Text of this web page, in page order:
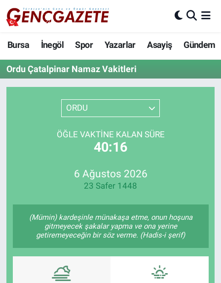
Bursa İnegöl Spor Yazarlar Asayiş Gündem
Ordu Çatalpinar Namaz Vakitleri
ORDU
ÖĞLE VAKTINE KALAN SÜRE
40:15
6 Ağustos 2026
23 Safer 1448
(Mümin) kardeşinle münakaşa etme, onun hoşuna
gitmeyecek şakalar yapma ve ona yerine
getiremeyeceğin bir söz verme. (Hadis-i şerif)
Bursa
İnegöl
3.SAYFA
İnanç
Kadın & Aile
Kültür & Sanat
Nöbetçi Eczaneler
Hava Durumu
Trafik Durumu
Süper Lig Puan Durumu ve Fikstür
Tüm Manşetler